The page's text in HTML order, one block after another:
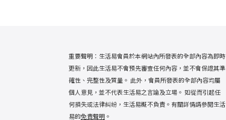
重要聲明：生活易會員於本網站內所發表的全部內容為即時
更新，因此生活易不會預先審查任何內容，並不會保證其準
確性、完整性及質量。 此外，會員所發表的全部內容均屬
個人意見，並不代表生活易之言論及立場。 如從而引起任
何損失或法律糾紛，生活易概不負責。有關詳情請參閱生活
易的免責聲明 。